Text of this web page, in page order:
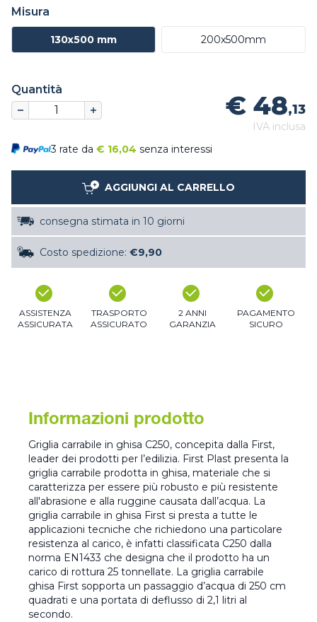
Misura
130x500 mm 200x500mm
Quantità
€ 48,13
IVA inclusa
3 rate da € 16,04 senza interessi
AGGIUNGI AL CARRELLO
consegna stimata in 10 giorni
Costo spedizione: €9,90
ASSISTENZA
ASSICURATA
TRASPORTO
ASSICURATO
2 ANNI
GARANZIA
PAGAMENTO
SICURO
Informazioni prodotto
Griglia carrabile in ghisa C250, concepita dalla First,
leader dei prodotti per l’edilizia. First Plast presenta la
griglia carrabile prodotta in ghisa, materiale che si
caratterizza per essere più robusto e più resistente
all'abrasione e alla ruggine causata dall’acqua. La
griglia carrabile in ghisa First si presta a tutte le
applicazioni tecniche che richiedono una particolare
resistenza al carico, è infatti classificata C250 dalla
norma EN1433 che designa che il prodotto ha un
carico di rottura 25 tonnellate. La griglia carrabile
ghisa First sopporta un passaggio d’acqua di 250 cm
quadrati e una portata di deflusso di 2,1 litri al
secondo.